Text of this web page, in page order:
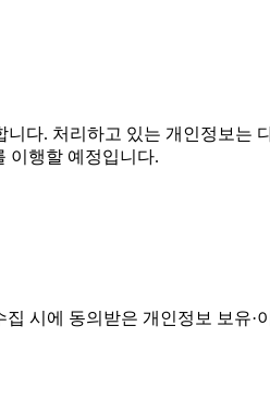
니다. 처리하고 있는 개인정보
이행할 예정입니다.
시에 동의받은 개인정보 보유·